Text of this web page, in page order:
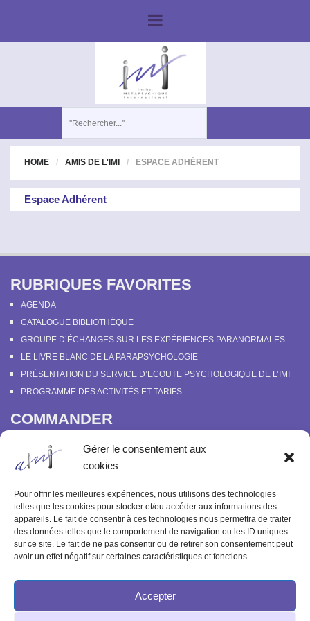
Gérer le consentement aux
cookies
Pour offrir les meilleures expériences, nous utilisons des technologies
telles que les cookies pour stocker et/ou accéder aux informations des
appareils. Le fait de consentir à ces technologies nous permettra de traiter
des données telles que le comportement de navigation ou les ID uniques
sur ce site. Le fait de ne pas consentir ou de retirer son consentement peut
avoir un effet négatif sur certaines caractéristiques et fonctions.
Accepter
HOME AMIS DE L'IMI ESPACE ADHÉRENT
Espace Adhérent
RUBRIQUES FAVORITES
AGENDA
CATALOGUE BIBLIOTHÈQUE
GROUPE D’ÉCHANGES SUR LES EXPÉRIENCES PARANORMALES
LE LIVRE BLANC DE LA PARAPSYCHOLOGIE
PRÉSENTATION DU SERVICE D’ECOUTE PSYCHOLOGIQUE DE L’IMI
PROGRAMME DES ACTIVITÉS ET TARIFS
COMMANDER
SOUTENIR L’INSTITUT MÉTAPSYCHIQUE
COMMANDER OU FEUILLETER “LE BULLETIN MÉTAPSYCHIQUE” ET
“MÉTAPSYCHIQUE”
ARCHIVES
ACTIVITÉS PASSÉES
© 2003-2025 INSTITUT MÉTAPSYCHIQUE